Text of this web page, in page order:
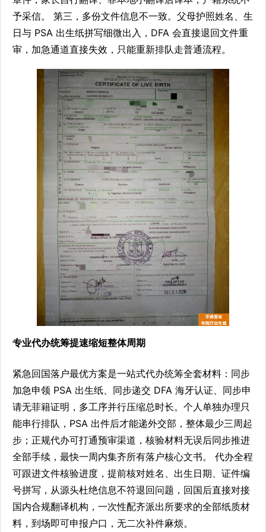
予采信。 第三，多份文件信息不一致。父母护照姓名、生
日与 PSA 出生纸拼写细微出入，DFA 会直接退回文件重
审，加急通道直接失效，只能重新排队走普通流程。
专业代办统筹提速缩短整体周期
紧急回国落户最优方案是一站式代办统筹全套材料：同步
加急申领 PSA 出生纸、同步递交 DFA 海牙认证、同步申
请无菲籍证明，多工序并行压缩总时长。个人单独办理只
能串行排队，PSA 出件后才能递外交部，整体最少三周起
步；正规代办可打通预审渠道，核验材料无误后同步推进
全部手续，最快一周内集齐所有落户核心文书。 代办全程
可跟进文件核验进度，提前核对姓名、出生日期、证件编
号拼写，从源头杜绝信息不符退回问题，回国后直接对接
国内合规翻译机构，一次性配齐派出所要求的全部纸质材
料，到场即可申报户口，无二次补件麻烦。